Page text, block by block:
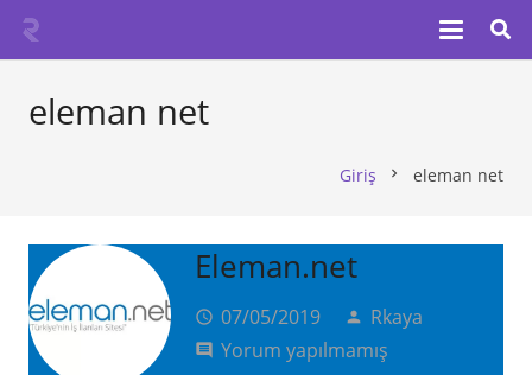
eleman net
Giriş chevron_right eleman net
Eleman.net
access_time 07/05/2019 person Rkaya
comment
Yorum yapılmamış